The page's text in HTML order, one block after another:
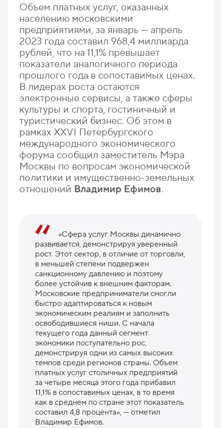
Объем платных услуг, оказанных
населению московскими
предприятиями, за январь — апрель
2023 года составил 968,4 миллиарда
рублей, что на 11,1% превышает
показатели аналогичного периода
прошлого года в сопоставимых ценах.
В лидерах роста остаются
электронные сервисы, а также сферы
культуры и спорта, гостиничный и
туристический бизнес. Об этом в
рамках XXVI Петербургского
международного экономического
форума сообщил заместитель Мэра
Москвы по вопросам экономической
политики и имущественно-земельных
отношений Владимир Ефимов.
«Сфера услуг Москвы динамично
развивается, демонстрируя уверенный
рост. Этот сектор, в отличие от торговли,
в меньшей степени подвержен
санкционному давлению и поэтому
более устойчив к внешним факторам.
Московские предприниматели смогли
быстро адаптироваться к новым
экономическим реалиям и заполнить
освободившиеся ниши. С начала
текущего года данный сегмент
экономики поступательно рос,
демонстрируя одни из самых высоких
темпов среди регионов страны. Объем
платных услуг столичных предприятий
за четыре месяца этого года прибавил
11,1% в сопоставимых ценах, в то время
как в среднем по стране этот показатель
составил 4,8 процента», — отметил
Владимир Ефимов.